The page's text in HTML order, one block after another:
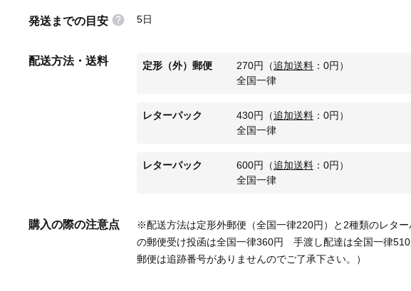
発送までの目安 5日
配送方法・送料 定形（外）郵便 270円 （追加送料 ： 0円）
全国一律
レターパック 430円 （追加送料 ： 0円）
全国一律
レターパック 600円 （追加送料 ： 0円）
全国一律
購入の際の注意点
※配送方法は定形外郵便（全国一律220円）と2種類のレタ
の郵便受け投函は全国一律360円　手渡し配達は全国一律